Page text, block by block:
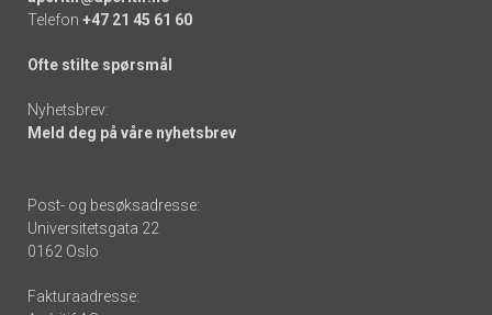
Telefon +47 21 45 61 60
Ofte stilte spørsmål
Nyhetsbrev:
Meld deg på våre nyhetsbrev
Post- og besøksadresse:
Universitetsgata 22
0162 Oslo
Fakturaadresse: